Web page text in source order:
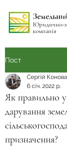
Юридично-
компанія
Пост
Як правильно
дарування
призначення?
Сергій
6 січ. 2022 р.